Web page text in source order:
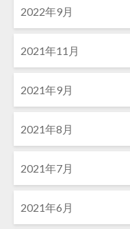
2022年9月
2021年11月
2021年9月
2021年8月
2021年7月
2021年6月